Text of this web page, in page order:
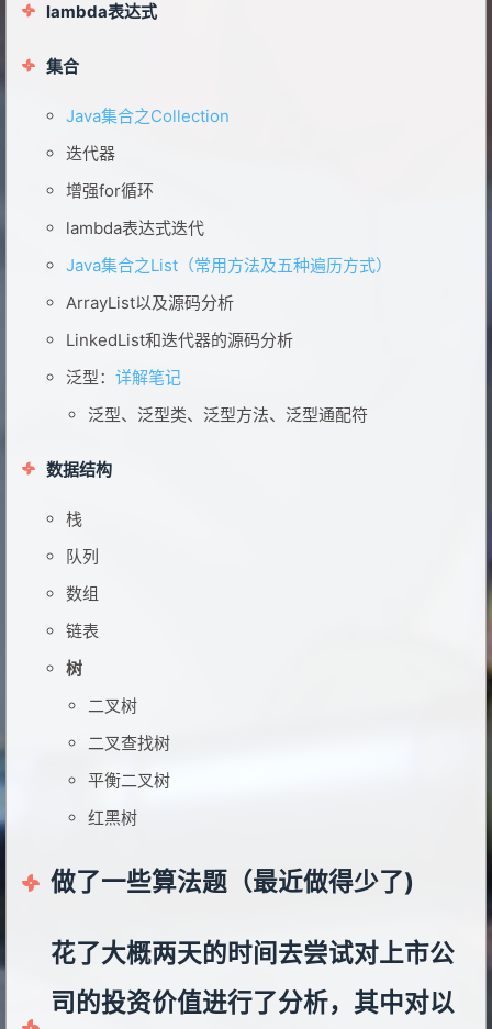
lambda表达式
集合
Java集合之Collection
迭代器
增强for循环
lambda表达式迭代
Java集合之List（常用方法及五种遍历方式）
ArrayList以及源码分析
LinkedList和迭代器的源码分析
泛型： 详解笔记
泛型、泛型类、泛型方法、泛型通配符
数据结构
栈
队列
数组
链表
树
二叉树
二叉查找树
平衡二叉树
红黑树
做了一些算法题（最近做得少了)
花了大概两天的时间去尝试对上市公
司的投资价值进行了分析，其中对以